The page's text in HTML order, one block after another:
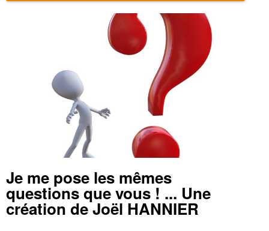
Je me pose les mêmes
questions que vous ! ... Une
création de Joël HANNIER